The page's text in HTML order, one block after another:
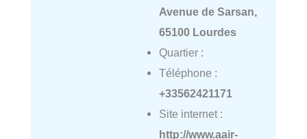
Avenue de Sarsan,
65100 Lourdes
Quartier :
Téléphone :
+33562421171
Site internet :
http://www.aair-